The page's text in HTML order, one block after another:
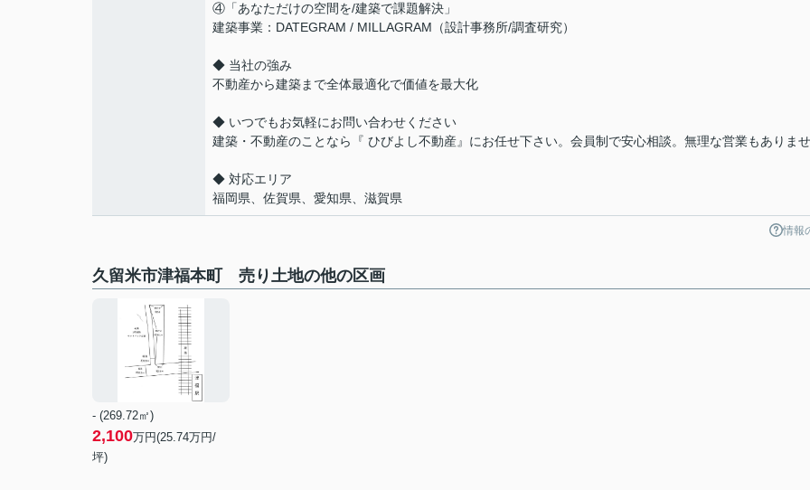
④「あなただけの空間を/建築で課題解決」
建築事業：DATEGRAM / MILLAGRAM（設計事務所/調査研究）
◆ 当社の強み
不動産から建築まで全体最適化で価値を最大化
◆ いつでもお気軽にお問い合わせください
建築・不動産のことなら『 ひびよし不動産』にお任せ下さい。会員制で安心相談。無理な営業もありま
◆ 対応エリア
福岡県、佐賀県、愛知県、滋賀県
情報
久留米市津福本町 売り土地の他の区画
- (269.72㎡)
2,100万円(25.74万円/
坪)